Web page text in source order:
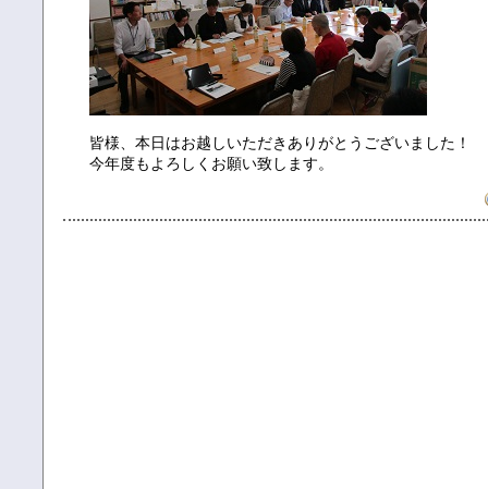
皆様、本日はお越しいただきありがとうございました！
今年度もよろしくお願い致します。